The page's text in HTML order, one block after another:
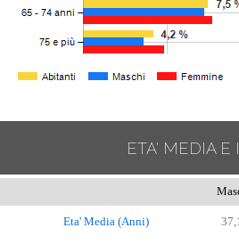
ETA' MEDIA
Eta' Media (Anni)